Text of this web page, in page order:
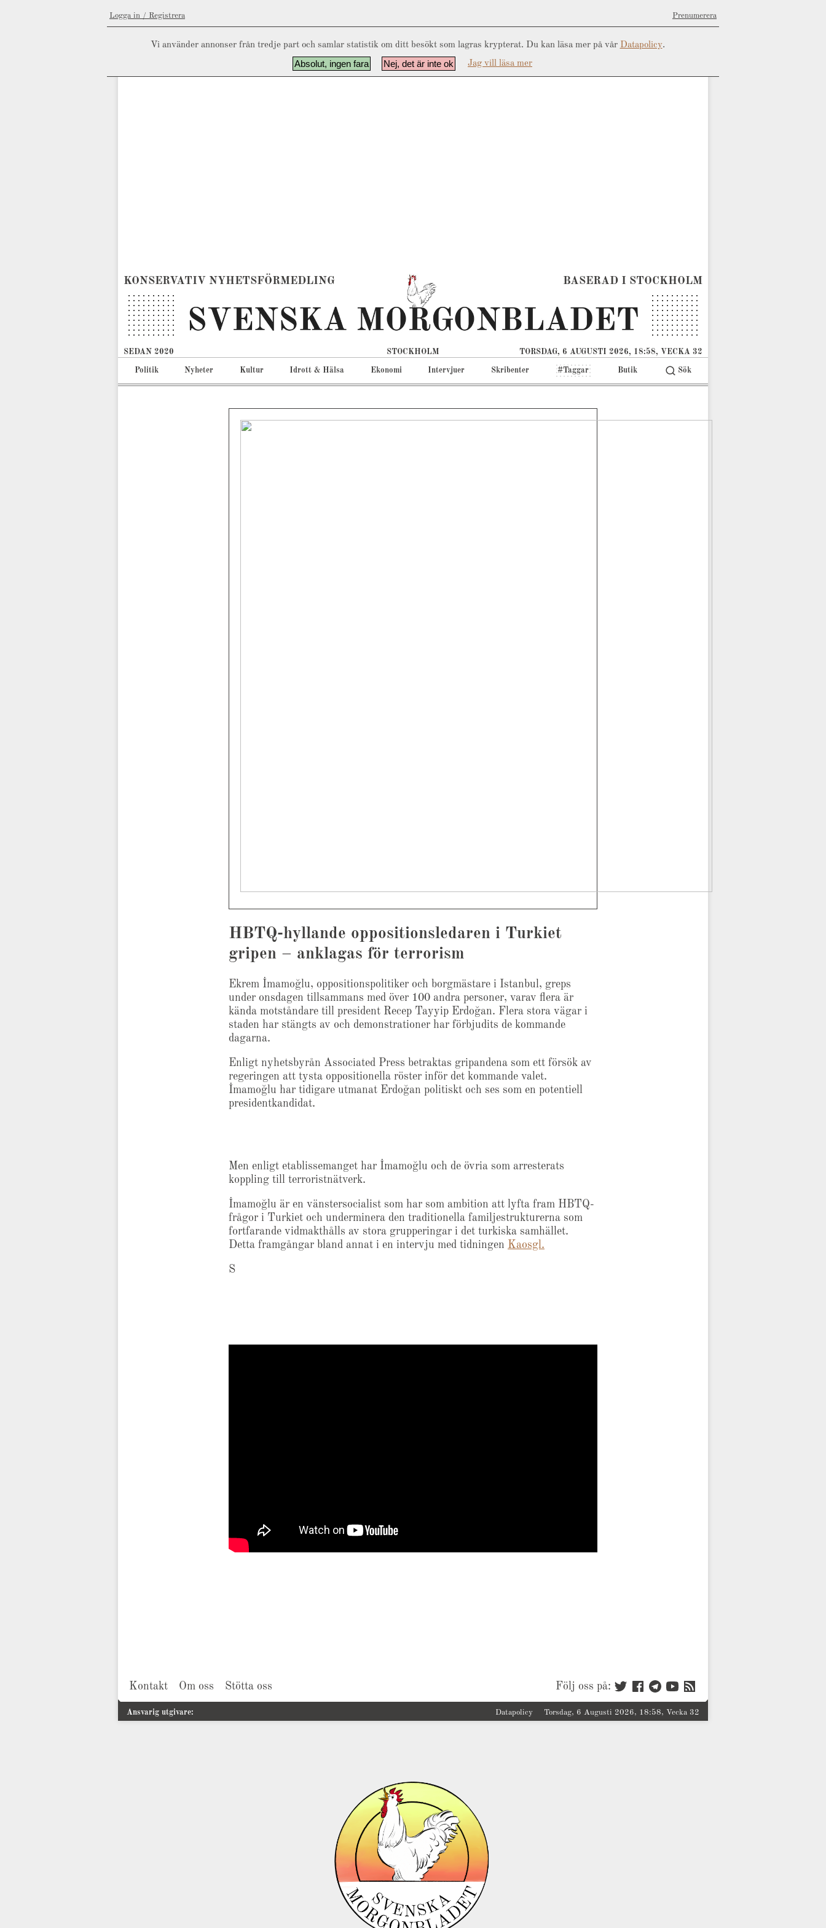
Logga in / Registrera Prenumerera
Vi använder annonser från tredje part och samlar statistik om ditt besökt som lagras krypterat. Du kan läsa mer på vår Datapolicy.
Absolut, ingen fara Nej, det är inte ok Jag vill läsa mer
KONSERVATIV NYHETSFÖRMEDLING BASERAD I STOCKHOLM
SEDAN 2020 STOCKHOLM TORSDAG, 6 AUGUSTI 2026, 18:58, VECKA 32
Politik Nyheter Kultur Idrott & Hälsa Ekonomi Intervjuer Skribenter #Taggar Butik Sök
HBTQ-hyllande oppositionsledaren i Turkiet
gripen – anklagas för terrorism
​Ekrem İmamoğlu, oppositionspolitiker och borgmästare i Istanbul, greps
under onsdagen tillsammans med över 100 andra personer, varav flera är
kända motståndare till president Recep Tayyip Erdoğan. Flera stora vägar i
staden har stängts av och demonstrationer har förbjudits de kommande
dagarna.
Enligt nyhetsbyrån Associated Press betraktas gripandena som ett försök av
regeringen att tysta oppositionella röster inför det kommande valet.
İmamoğlu har tidigare utmanat Erdoğan politiskt och ses som en potentiell
presidentkandidat.​
Men enligt etablissemanget har İmamoğlu och de övria som arresterats
koppling till terroristnätverk.
İmamoğlu är en vänstersocialist som har som ambition att lyfta fram HBTQ-
frågor i Turkiet och underminera den traditionella familjestrukturerna som
fortfarande vidmakthålls av stora grupperingar i det turkiska samhället.
Detta framgångar bland annat i en intervju med tidningen Kaosgl.
S
Kontakt Om oss Stötta oss Följ oss på:
Ansvarig utgivare: Datapolicy Torsdag, 6 Augusti 2026, 18:58, Vecka 32